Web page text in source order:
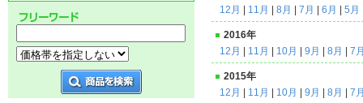
12月
11月 8月 7月 6月 5月
2016年
12月
11月 10月 9月 8月 7
2015年
12月
11月 10月 9月 8月 7